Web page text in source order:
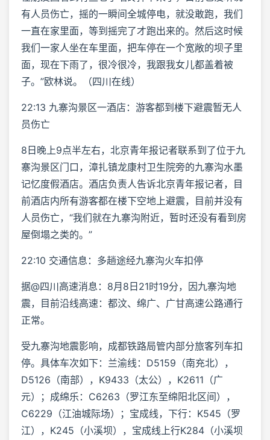
有人员伤亡，摇的一瞬间全城停电，就没敢跑，我们
一直在家里面，等到摇完了才跑出来的。然后这时候
我们一家人坐在车里面，把车停在一个宽敞的坝子里
面，现在下雨了，很冷很冷，我跟我女儿都盖着被
子。”欧林说。（四川在线）
22:13 九寨沟景区一酒店：游客都到楼下避震暂无人
员伤亡
8日晚上9点半左右，北京青年报记者联系到了位于九
寨沟景区门口，漳扎镇龙康村卫生院旁的九寨沟水墨
记忆度假酒店。酒店负责人告诉北京青年报记者，目
前酒店内所有游客都在楼下空地上避震，目前并没有
人员伤亡，“我们就在九寨沟附近，暂时还没有看到房
屋倒塌之类的。”
22:10 交通信息：多趟途经九寨沟火车扣停
据@四川高速消息：8月8日21时19分，因九寨沟地
震，目前沿线高速：都汶、绵广、广甘高速公路通行
正常。
受九寨沟地震影响，成都铁路局管内部分旅客列车扣
停。具体车次如下：兰渝线：D5159（南充北），
D5126（南部），K9433（太公），K2611（广
元）；成绵乐：C6263（罗江东至绵阳北区间），
C6229（江油城际场）；宝成线，下行：K545（罗
江），K245（小溪坝），宝成线上行K284（小溪坝